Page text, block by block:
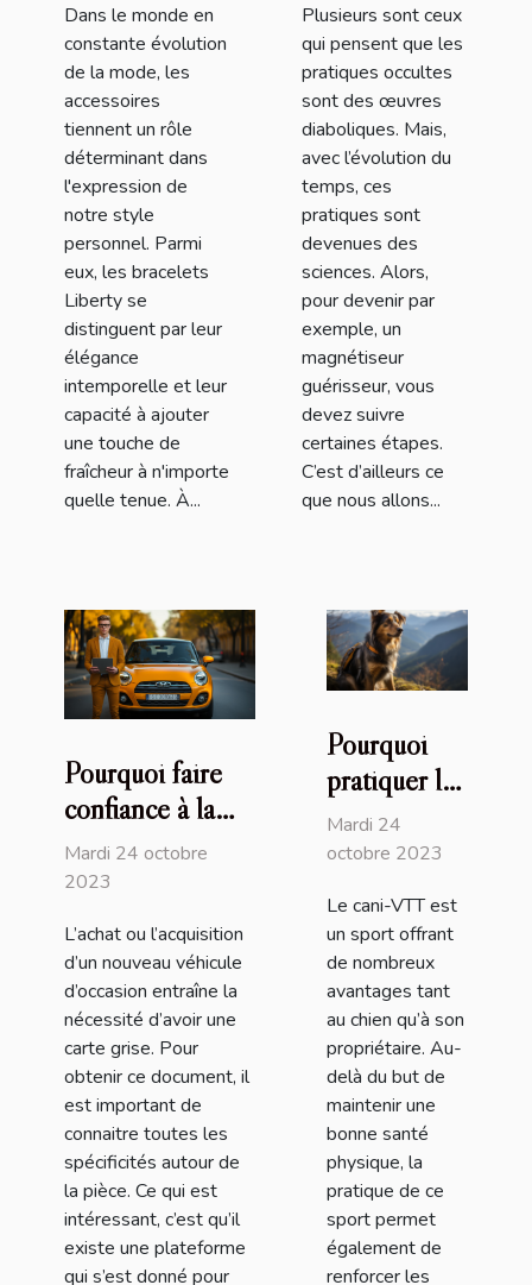
intégrer dans
votre style
quotidien
Dans le monde en
constante évolution
de la mode, les
accessoires
tiennent un rôle
déterminant dans
l'expression de
notre style
personnel. Parmi
eux, les bracelets
Liberty se
distinguent par leur
élégance
intemporelle et leur
capacité à ajouter
une touche de
fraîcheur à n'importe
quelle tenue. À...
Plusieurs sont ceux
qui pensent que les
pratiques occultes
sont des œuvres
diaboliques. Mais,
avec l’évolution du
temps, ces
pratiques sont
devenues des
sciences. Alors,
pour devenir par
exemple, un
magnétiseur
guérisseur, vous
devez suivre
certaines étapes.
C’est d’ailleurs ce
que nous allons...
Pourquoi faire
confiance à la
plateforme
Immatriculer.com
Mardi 24 octobre
2023
L’achat ou l’acquisition
d’un nouveau véhicule
d’occasion entraîne la
nécessité d’avoir une
carte grise. Pour
obtenir ce document, il
est important de
connaitre toutes les
spécificités autour de
la pièce. Ce qui est
intéressant, c’est qu’il
existe une plateforme
qui s’est donné pour
Pourquoi
pratiquer le
cani-VTT
avec son
Mardi 24
octobre 2023
Le cani-VTT est
un sport offrant
de nombreux
avantages tant
au chien qu’à son
propriétaire. Au-
delà du but de
maintenir une
bonne santé
physique, la
pratique de ce
sport permet
également de
renforcer les